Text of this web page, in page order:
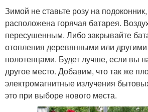
Зимой не ставьте розу на
расположена горячая батарея.
пересушенным. Либо закрывайте
отопления деревянными или
полотенцами. Будет лучше, если вы
другое место. Добавим, что так же
электромагнитные излучения
это при выборе нового места.